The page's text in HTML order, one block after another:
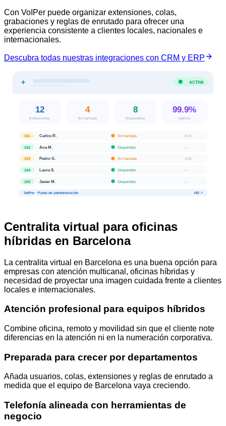
Con VoIPer puede organizar extensiones, colas,
grabaciones y reglas de enrutado para ofrecer una
experiencia consistente a clientes locales, nacionales e
internacionales.
Descubra todas nuestras integraciones con CRM y ERP
ACTIVA
12
Extensiones
4
En llamada
8
Disponibles
99.9%
Uptime
101 Carlos R. En llamada 3:21
102 Ana M. Disponible —
103 Pedro G. En llamada 1:05
104 Laura S. Disponible —
105 Javier M. Disponible —
VoIPer · Panel de administración HD ✓
Centralita virtual para oficinas
híbridas en Barcelona
La centralita virtual en Barcelona es una buena opción para
empresas con atención multicanal, oficinas híbridas y
necesidad de proyectar una imagen cuidada frente a clientes
locales e internacionales.
Atención profesional para equipos híbridos
Combine oficina, remoto y movilidad sin que el cliente note
diferencias en la atención ni en la numeración corporativa.
Preparada para crecer por departamentos
Añada usuarios, colas, extensiones y reglas de enrutado a
medida que el equipo de Barcelona vaya creciendo.
Telefonía alineada con herramientas de
negocio